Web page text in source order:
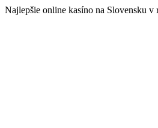
Najlepšie online kasíno na Slovensku v